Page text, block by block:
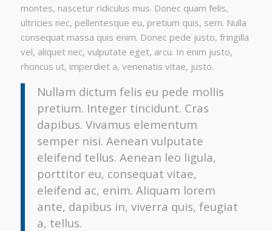
montes, nascetur ridiculus mus. Donec quam felis,
ultricies nec, pellentesque eu, pretium quis, sem. Nulla
consequat massa quis enim. Donec pede justo, fringilla
vel, aliquet nec, vulputate eget, arcu. In enim justo,
rhoncus ut, imperdiet a, venenatis vitae, justo.
Nullam dictum felis eu pede mollis
pretium. Integer tincidunt. Cras
dapibus. Vivamus elementum
semper nisi. Aenean vulputate
eleifend tellus. Aenean leo ligula,
porttitor eu, consequat vitae,
eleifend ac, enim. Aliquam lorem
ante, dapibus in, viverra quis, feugiat
a, tellus.